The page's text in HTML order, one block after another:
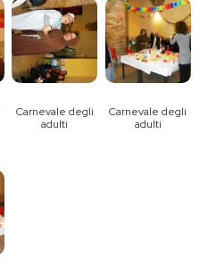
Carnevale degli
adulti
Carnevale degli
adulti